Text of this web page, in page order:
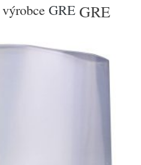
GRE GRE